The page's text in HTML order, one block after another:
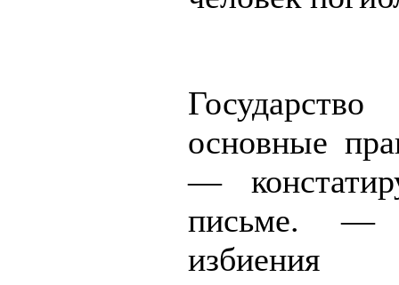
Государство
основные
—
письме. —
избиения